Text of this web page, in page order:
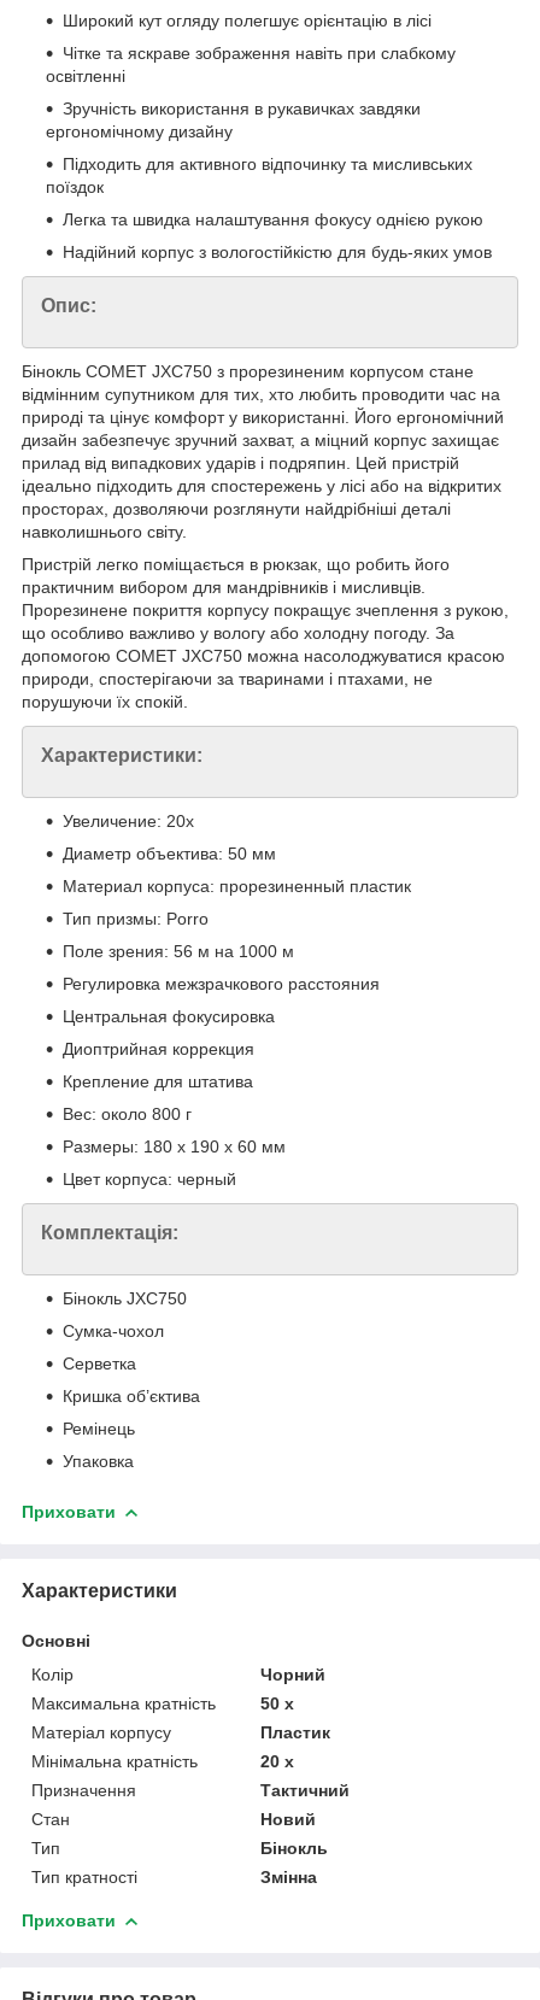
Широкий кут огляду полегшує орієнтацію в лісі
Чітке та яскраве зображення навіть при слабкому
освітленні
Зручність використання в рукавичках завдяки
ергономічному дизайну
Підходить для активного відпочинку та мисливських
поїздок
Легка та швидка налаштування фокусу однією рукою
Надійний корпус з вологостійкістю для будь-яких умов
Опис:
Бінокль COMET JXC750 з прорезиненим корпусом стане
відмінним супутником для тих, хто любить проводити час на
природі та цінує комфорт у використанні. Його ергономічний
дизайн забезпечує зручний захват, а міцний корпус захищає
прилад від випадкових ударів і подряпин. Цей пристрій
ідеально підходить для спостережень у лісі або на відкритих
просторах, дозволяючи розглянути найдрібніші деталі
навколишнього світу.
Пристрій легко поміщається в рюкзак, що робить його
практичним вибором для мандрівників і мисливців.
Прорезинене покриття корпусу покращує зчеплення з рукою,
що особливо важливо у вологу або холодну погоду. За
допомогою COMET JXC750 можна насолоджуватися красою
природи, спостерігаючи за тваринами і птахами, не
порушуючи їх спокій.
Характеристики:
Увеличение: 20x
Диаметр объектива: 50 мм
Материал корпуса: прорезиненный пластик
Тип призмы: Porro
Поле зрения: 56 м на 1000 м
Регулировка межзрачкового расстояния
Центральная фокусировка
Диоптрийная коррекция
Крепление для штатива
Вес: около 800 г
Размеры: 180 x 190 x 60 мм
Цвет корпуса: черный
Комплектація:
Бінокль JXC750
Сумка-чохол
Серветка
Кришка об’єктива
Ремінець
Упаковка
Приховати
Характеристики
Основні
Колір
Чорний
Максимальна кратність
50 х
Матеріал корпусу
Пластик
Мінімальна кратність
20 х
Призначення
Тактичний
Стан
Новий
Тип
Бінокль
Тип кратності
Змінна
Приховати